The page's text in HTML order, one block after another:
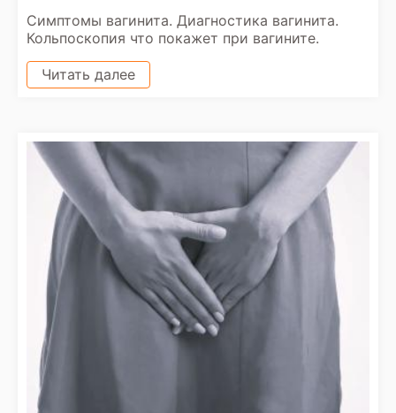
Симптомы вагинита. Диагностика вагинита.
Кольпоскопия что покажет при вагините.
Читать далее